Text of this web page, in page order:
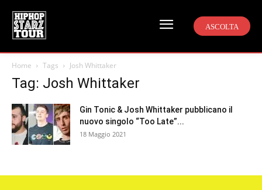
ASCOLTA
Home Tags Josh Whittaker
Tag: Josh Whittaker
Gin Tonic & Josh Whittaker pubblicano il
nuovo singolo “Too Late”...
18 Maggio 2021